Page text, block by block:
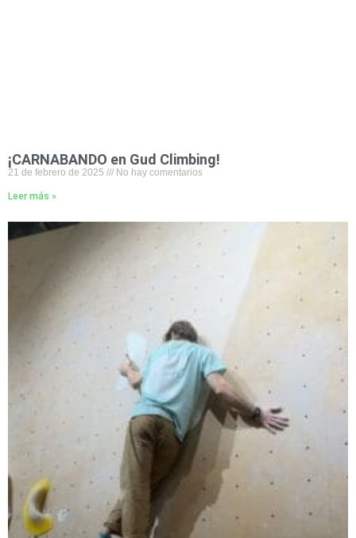
¡CARNABANDO en Gud Climbing!
21 de febrero de 2025 No hay comentarios
Leer más »